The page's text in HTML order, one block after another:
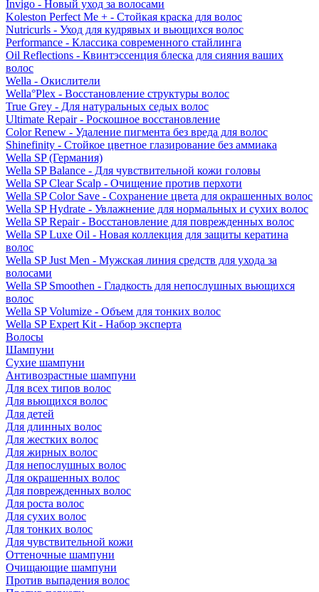
Invigo - Новый уход за волосами
Koleston Perfect Me + - Стойкая краска для волос
Nutricurls - Уход для кудрявых и вьющихся волос
Performance - Классика современного стайлинга
Oil Reflections - Квинтэссенция блеска для сияния ваших
волос
Wella - Окислители
Wella°Plex - Восстановление структуры волос
True Grey - Для натуральных седых волос
Ultimate Repair - Роскошное восстановление
Color Renew - Удаление пигмента без вреда для волос
Shinefinity - Стойкое цветное глазирование без аммиака
Wella SP (Германия)
Wella SP Balance - Для чувствительной кожи головы
Wella SP Clear Scalp - Очищение против перхоти
Wella SP Color Save - Сохранение цвета для окрашенных волос
Wella SP Hydrate - Увлажнение для нормальных и сухих волос
Wella SP Repair - Восстановление для поврежденных волос
Wella SP Luxe Oil - Новая коллекция для защиты кератина
волос
Wella SP Just Men - Мужская линия средств для ухода за
волосами
Wella SP Smoothen - Гладкость для непослушных вьющихся
волос
Wella SP Volumize - Объем для тонких волос
Wella SP Expert Kit - Набор эксперта
Волосы
Шампуни
Сухие шампуни
Антивозрастные шампуни
Для всех типов волос
Для вьющихся волос
Для детей
Для длинных волос
Для жестких волос
Для жирных волос
Для непослушных волос
Для окрашенных волос
Для поврежденных волос
Для роста волос
Для сухих волос
Для тонких волос
Для чувствительной кожи
Оттеночные шампуни
Очищающие шампуни
Против выпадения волос